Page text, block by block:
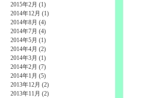
2015年2月 (1)
2014年12月 (1)
2014年8月 (4)
2014年7月 (4)
2014年5月 (1)
2014年4月 (2)
2014年3月 (1)
2014年2月 (7)
2014年1月 (5)
2013年12月 (2)
2013年11月 (2)